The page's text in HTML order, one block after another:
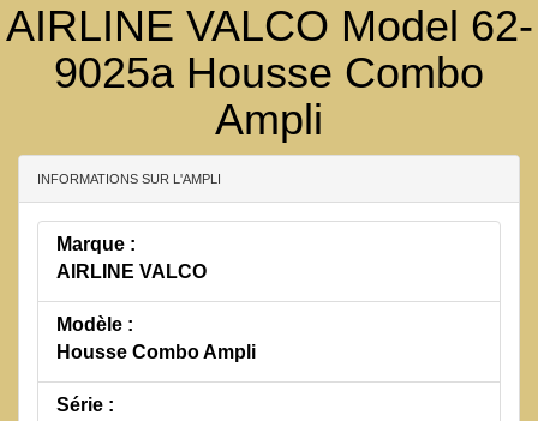
AIRLINE VALCO Model 62-
9025a Housse Combo
Ampli
INFORMATIONS SUR L'AMPLI
Marque :
AIRLINE VALCO
Modèle :
Housse Combo Ampli
Série :